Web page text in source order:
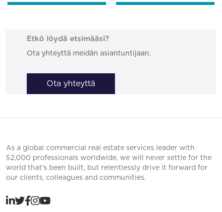
Etkö löydä etsimääsi?
Ota yhteyttä meidän asiantuntijaan.
Ota yhteyttä
As a global commercial real estate services leader with
52,000 professionals worldwide, we will never settle for the
world that’s been built, but relentlessly drive it forward for
our clients, colleagues and communities.